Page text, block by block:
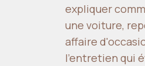
expliquer
une voiture,
affaire
l'entretien qui